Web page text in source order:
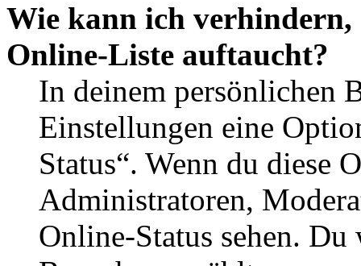
Wie kann ich verhindern,
Online-Liste auftaucht?
In deinem persönlichen
Einstellungen eine
Status“. Wenn du diese
Administratoren,
Online-Status sehen.